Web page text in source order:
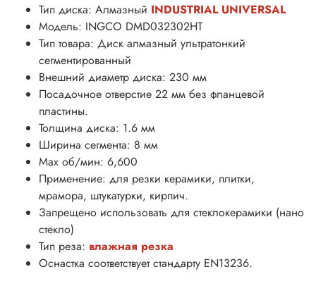
Тип диска: Алмазный INDUSTRIAL UNIVERSAL
Модель: INGCO DMD032302HT
Тип товара: Диск алмазный ультратонкий
сегментированный
Внешний диаметр диска: 230 мм
Посадочное отверстие 22 мм без фланцевой
пластины.
Толщина диска: 1.6 мм
Ширина сегмента: 8 мм
Max об/мин: 6,600
Применение: для резки керамики, плитки,
мрамора, штукатурки, кирпич.
Запрещено использовать для стеклокерамики (нано
стекло)
Тип реза: влажная резка
Оснастка соответствует стандарту EN13236.